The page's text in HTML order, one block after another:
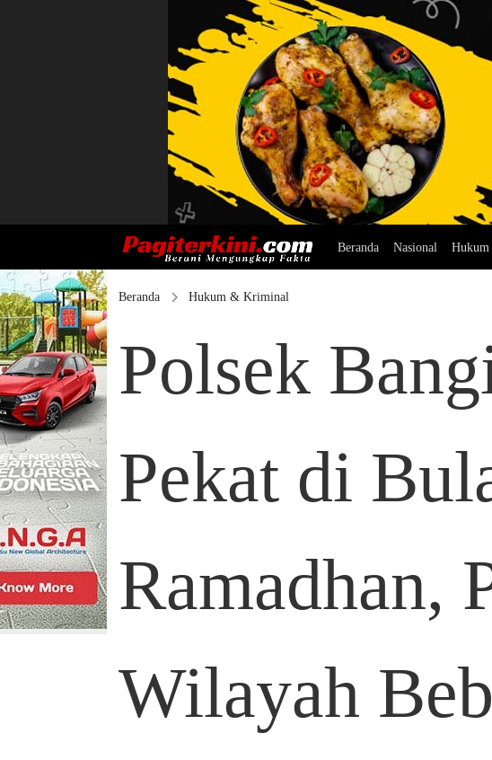
Beranda Nasional
Beranda Hukum & Kriminal
Polsek
Pekat di
Ramadhan,
Wilayah